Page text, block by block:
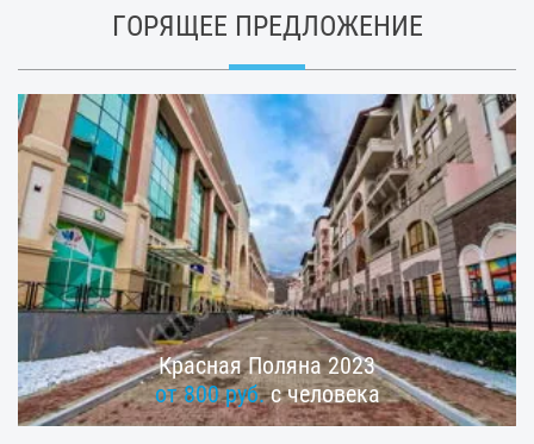
ГОРЯЩЕЕ ПРЕДЛОЖЕНИЕ
Красная Поляна 2023
от 800 руб.с человека